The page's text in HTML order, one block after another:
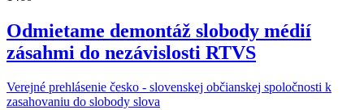
Odmietame demontáž slobody médií
zásahmi do nezávislosti RTVS
Verejné prehlásenie česko - slovenskej občianskej spoločnosti k
zasahovaniu do slobody slova